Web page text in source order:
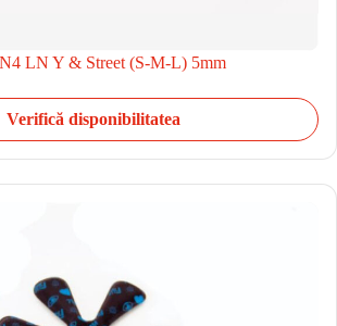
LN Y & Street (S-M-L) 5mm
Verifică disponibilitatea